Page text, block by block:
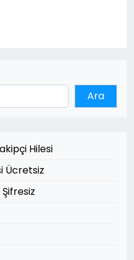
Ara
Hilesi
Ücretsiz